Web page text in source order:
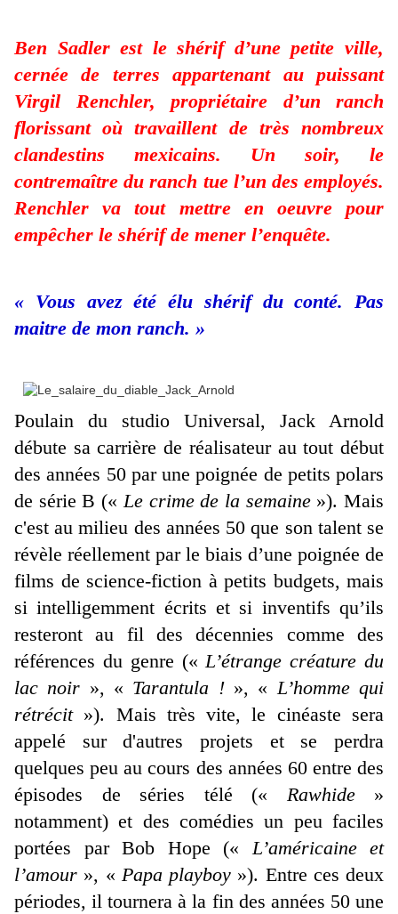
Ben Sadler est le shérif d’une petite ville,
cernée de terres appartenant au puissant
Virgil Renchler, propriétaire d’un ranch
florissant où travaillent de très nombreux
clandestins mexicains. Un soir, le
contremaître du ranch tue l’un des employés.
Renchler va tout mettre en oeuvre pour
empêcher le shérif de mener l’enquête.
« Vous avez été élu shérif du conté. Pas
maitre de mon ranch. »
Poulain du studio Universal, Jack Arnold
débute sa carrière de réalisateur au tout début
des années 50 par une poignée de petits polars
de série B («Le crime de la semaine»). Mais
c'est au milieu des années 50 que son talent se
révèle réellement par le biais d’une poignée de
films de science-fiction à petits budgets, mais
si intelligemment écrits et si inventifs qu’ils
resteront au fil des décennies comme des
références du genre («L’étrange créature du
lac noir », « Tarantula !», «L’homme qui
rétrécit»). Mais très vite, le cinéaste sera
appelé sur d'autres projets et se perdra
quelques peu au cours des années 60 entre des
épisodes de séries télé (« Rawhide»
notamment) et des comédies un peu faciles
portées par Bob Hope («L’américaine et
l’amour », « Papa playboy »). Entre ces deux
périodes, il tournera à la fin des années 50 une